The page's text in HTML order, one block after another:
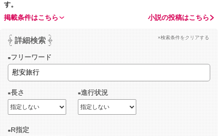
す。
小説の投稿はこちら
掲載条件はこちら
詳細検索 ×検索条件をクリアする
フリーワード
長さ 進行状況
R指定